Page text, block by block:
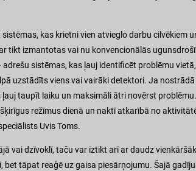
kas krietni vien atvieglo darbu cilvēkiem
tikt izmantotas vai nu konvencionālās
sistēmas, kas ļauj identificēt problēmu
uzstādīts viens vai vairāki detektori. Ja
ļauj taupīt laiku un maksimāli ātri novērst
režīmus dienā un naktī atkarībā no
Uvis Toms.
vai dzīvoklī, taču var iztikt arī ar daudz
bet tāpat reaģē uz gaisa piesārņojumu. Šajā